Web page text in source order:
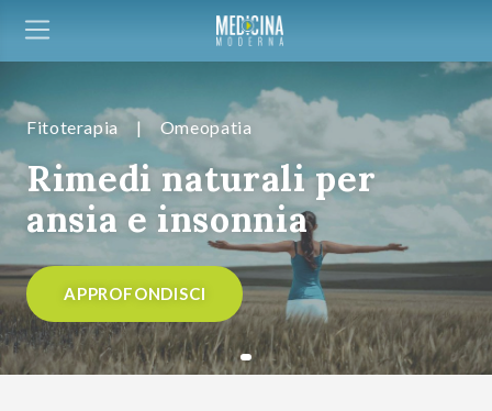
Fitoterapia | Omeopatia
Rimedi naturali per
ansia e insonnia
APPROFONDISCI